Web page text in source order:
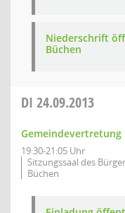
Niederschrift
Büchen
DI 24.09.2013
Gemeindevertretung
19:30-21:05 Uhr
Sitzungssaal des
Büchen